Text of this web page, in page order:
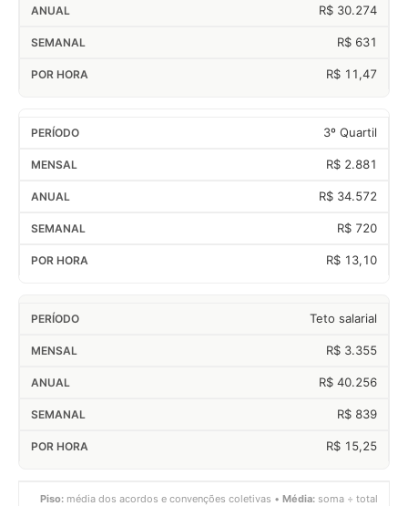
R$ 30.274
R$ 631
R$ 11,47
3º Quartil
R$ 2.881
R$ 34.572
R$ 720
R$ 13,10
Teto salarial
R$ 3.355
R$ 40.256
R$ 839
R$ 15,25
Piso: média dos acordos e convenções coletivas • Média: soma ÷ total